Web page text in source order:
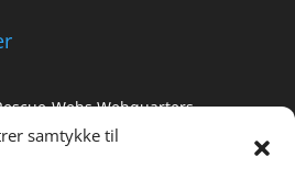
samtykke til
Webs Webquarters
2×2 m.
med 4 Dele